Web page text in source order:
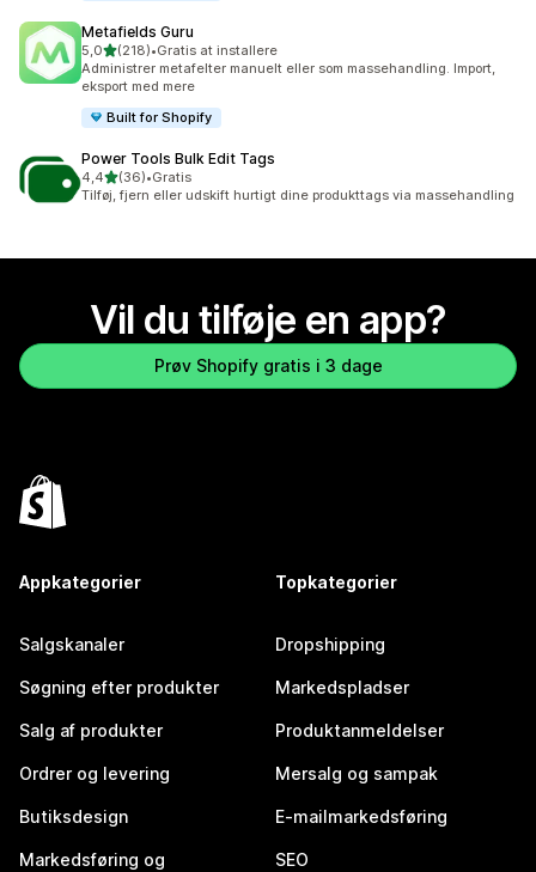
Metafields Guru
5,0ud af 5 stjerner
(218)
218 anmeldelser i alt
•Gratis at installere
Administrer metafelter manuelt eller som massehandling. Import,
eksport med mere
Built for Shopify
Power Tools Bulk Edit Tags
4,4ud af 5 stjerner
(36)
36 anmeldelser i alt
•Gratis
Tilføj, fjern eller udskift hurtigt dine produkttags via massehandling
Vil du tilføje en app?
Prøv Shopify gratis i 3 dage
Appkategorier
Salgskanaler
Søgning efter produkter
Salg af produkter
Ordrer og levering
Butiksdesign
Markedsføring og
Topkategorier
Dropshipping
Markedspladser
Produktanmeldelser
Mersalg og sampak
E-mailmarkedsføring
SEO